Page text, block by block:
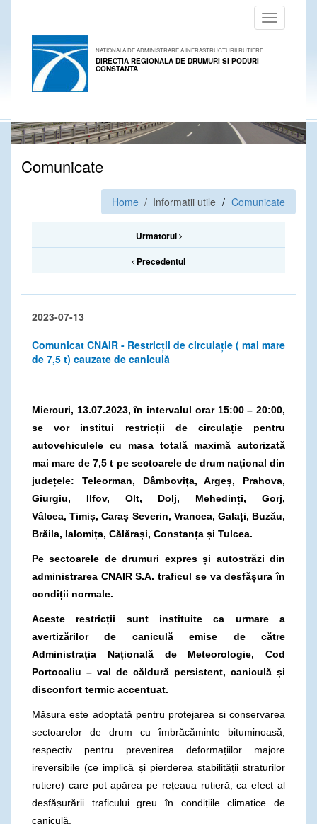
Toggle
navigation
NATIONALA DE ADMINISTRARE A INFRASTRUCTURII RUTIERE
DIRECTIA REGIONALA DE DRUMURI SI PODURI
CONSTANTA
Comunicate
Home / Informatii utile Comunicate
Urmatorul
Precedentul
2023-07-13
Comunicat CNAIR - Restricții de circulație ( mai mare
de 7,5 t) cauzate de caniculă
Miercuri, 13.07.2023, în intervalul orar 15:00 – 20:00,
se vor institui restricții de circulație pentru
autovehiculele cu masa totală maximă autorizată
mai mare de 7,5 t pe sectoarele de drum național din
județele: Teleorman, Dâmbovița, Argeș, Prahova,
Giurgiu, Ilfov, Olt, Dolj, Mehedinți, Gorj,
Vâlcea,Timiș, Caraș Severin, Vrancea, Galați, Buzău,
Brăila, Ialomița, Călărași, Constanța și Tulcea.
Pe sectoarele de drumuri expres și autostrăzi din
administrarea CNAIR S.A. traficul se va desfășura în
condiții normale.
Aceste restricții sunt instituite ca urmare a
avertizărilor de caniculă emise de către
Administrația Națională de Meteorologie, Cod
Portocaliu – val de căldură persistent, caniculă și
disconfort termic accentuat.
Măsura este adoptată pentru protejarea și conservarea
sectoarelor de drum cu îmbrăcăminte bituminoasă,
respectiv pentru prevenirea deformațiilor majore
ireversibile (ce implică și pierderea stabilității straturilor
rutiere) care pot apărea pe rețeaua rutieră, ca efect al
desfășurării traficului greu în condițiile climatice de
caniculă.